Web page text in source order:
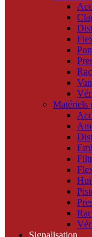
Matériels